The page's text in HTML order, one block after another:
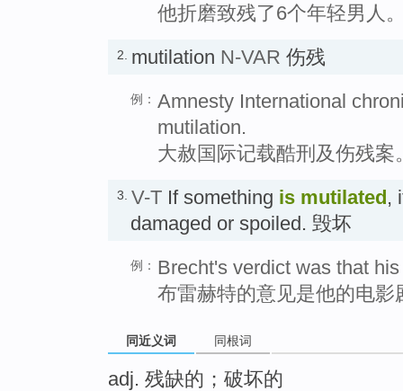
他折磨致残了6个年轻男人
2. mutilation N-VAR 伤残
例： Amnesty International
mutilation.
大赦国际记载酷刑及伤残案
3. V-T If something is mutilated,
damaged or spoiled. 毁坏
例： Brecht's verdict was that
布雷赫特的意见是他的电
同近义词 同根词
adj. 残缺的；破坏的